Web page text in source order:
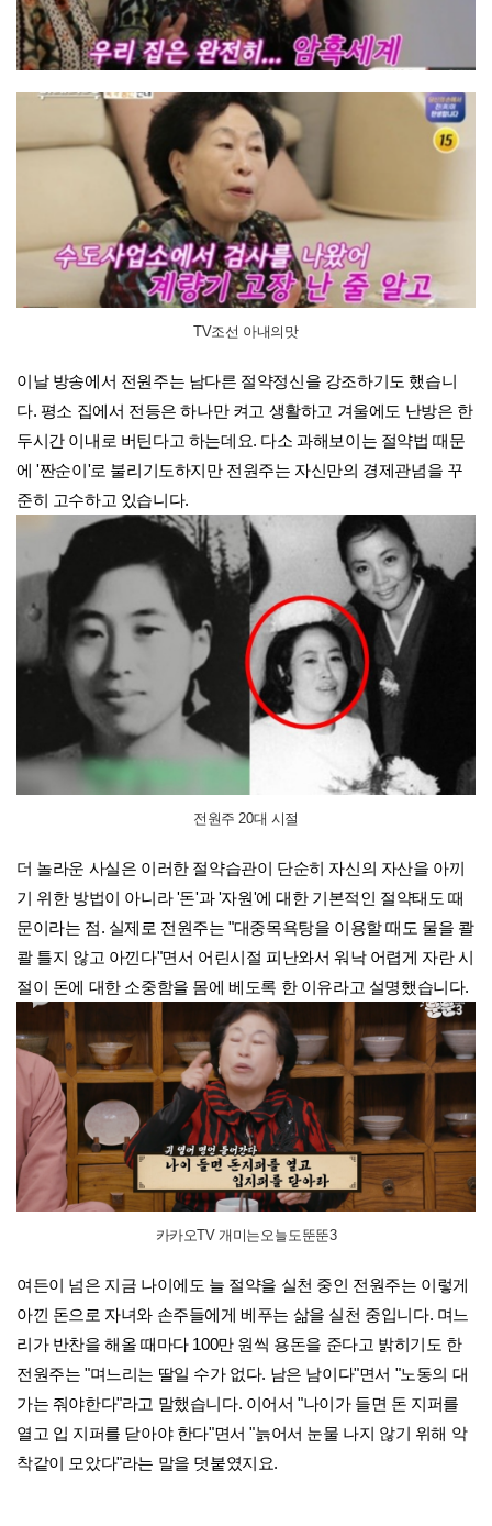
TV조선 아내의맛
이날 방송에서 전원주는 남다른 절약정신을 강조하기도 했습니
다. 평소 집에서 전등은 하나만 켜고 생활하고 겨울에도 난방은 한
두시간 이내로 버틴다고 하는데요. 다소 과해보이는 절약법 때문
에 '짠순이'로 불리기도하지만 전원주는 자신만의 경제관념을 꾸
준히 고수하고 있습니다.
전원주 20대 시절
더 놀라운 사실은 이러한 절약습관이 단순히 자신의 자산을 아끼
기 위한 방법이 아니라 '돈'과 '자원'에 대한 기본적인 절약태도 때
문이라는 점. 실제로 전원주는 "대중목욕탕을 이용할 때도 물을 콸
콸 틀지 않고 아낀다"면서 어린시절 피난와서 워낙 어렵게 자란 시
절이 돈에 대한 소중함을 몸에 베도록 한 이유라고 설명했습니다.
카카오TV 개미는오늘도뚠뚠3
여든이 넘은 지금 나이에도 늘 절약을 실천 중인 전원주는 이렇게
아낀 돈으로 자녀와 손주들에게 베푸는 삶을 실천 중입니다. 며느
리가 반찬을 해올 때마다 100만 원씩 용돈을 준다고 밝히기도 한
전원주는 "며느리는 딸일 수가 없다. 남은 남이다"면서 "노동의 대
가는 줘야한다"라고 말했습니다. 이어서 "나이가 들면 돈 지퍼를
열고 입 지퍼를 닫아야 한다"면서 "늙어서 눈물 나지 않기 위해 악
착같이 모았다"라는 말을 덧붙였지요.